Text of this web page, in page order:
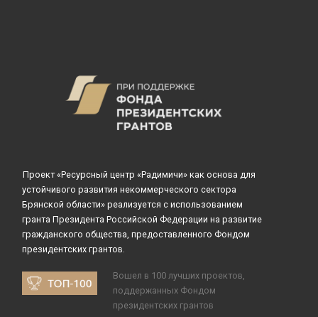
Проект «Ресурсный центр «Радимичи» как основа для
устойчивого развития некоммерческого сектора
Брянской области» реализуется с использованием
гранта Президента Российской Федерации на развитие
гражданского общества, предоставленного Фондом
президентских грантов.
Вошел в 100 лучших проектов,
поддержанных Фондом
президентских грантов